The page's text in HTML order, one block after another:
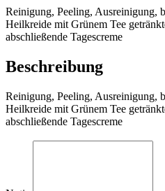
Reinigung, Peeling, Ausreinigung,
Heilkreide mit Grünem Tee
abschließende Tagescreme
Beschreibung
Reinigung, Peeling, Ausreinigung,
Heilkreide mit Grünem Tee
abschließende Tagescreme